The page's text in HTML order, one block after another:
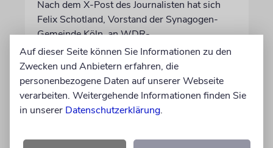
Nach dem X-Post des Journalisten hat sich
Felix Schotland, Vorstand der Synagogen-
Gemeinde Köln, an WDR-
Programmdirektorin Andrea Schafarczyk
gewandt. Wir dokumentieren das Schreiben
im Wortlaut
von Felix Schotland
Auf dieser Seite können Sie Informationen zu den
Zwecken und Anbietern erfahren, die
personenbezogene Daten auf unserer Webseite
verarbeiten. Weitergehende Informationen finden Sie
in unserer Datenschutzerklärung.